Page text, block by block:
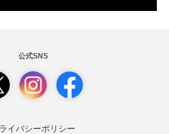
公式SNS
イバシーポリシー